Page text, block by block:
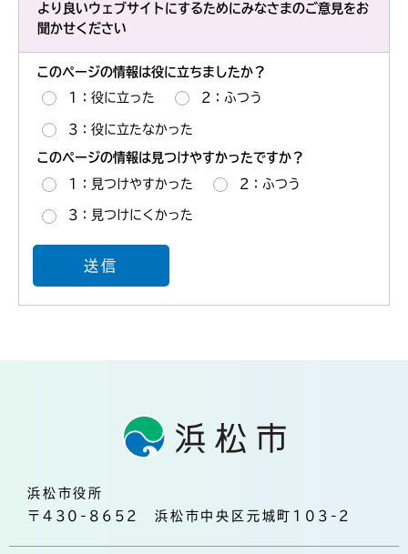
より良いウェブサイトにするためにみなさまのご意見をお
聞かせください
このページの情報は役に立ちましたか？
1：役に立った 2：ふつう
3：役に立たなかった
このページの情報は見つけやすかったですか？
1：見つけやすかった 2：ふつう
3：見つけにくかった
浜松市役所
〒430-8652 浜松市中央区元城町103-2